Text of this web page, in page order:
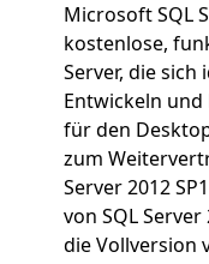
Microsoft SQL
kostenlose,
Server, die sich
Entwickeln
für den
zum
Server 2012
von SQL
die Vollversion